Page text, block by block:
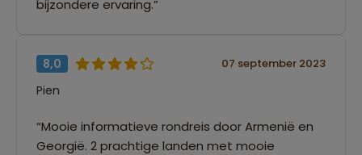
bijzondere ervaring.”
8,0 07 september 2023
Pien
“Mooie informatieve rondreis door Armenië en
Georgië. 2 prachtige landen met mooie